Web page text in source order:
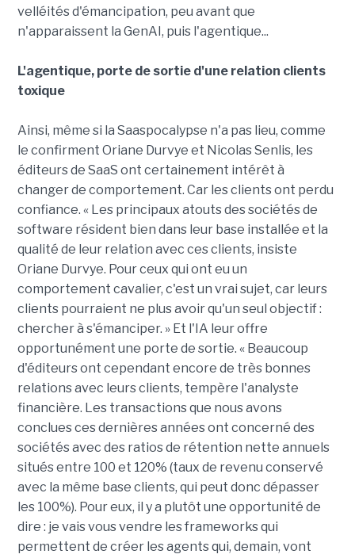
velléités d'émancipation, peu avant que
n'apparaissent la GenAI, puis l'agentique...
L'agentique, porte de sortie d'une relation clients
toxique
Ainsi, même si la Saaspocalypse n'a pas lieu, comme
le confirment Oriane Durvye et Nicolas Senlis, les
éditeurs de SaaS ont certainement intérêt à
changer de comportement. Car les clients ont perdu
confiance. « Les principaux atouts des sociétés de
software résident bien dans leur base installée et la
qualité de leur relation avec ces clients, insiste
Oriane Durvye. Pour ceux qui ont eu un
comportement cavalier, c'est un vrai sujet, car leurs
clients pourraient ne plus avoir qu'un seul objectif :
chercher à s'émanciper. » Et l'IA leur offre
opportunément une porte de sortie. « Beaucoup
d'éditeurs ont cependant encore de très bonnes
relations avec leurs clients, tempère l'analyste
financière. Les transactions que nous avons
conclues ces dernières années ont concerné des
sociétés avec des ratios de rétention nette annuels
situés entre 100 et 120% (taux de revenu conservé
avec la même base clients, qui peut donc dépasser
les 100%). Pour eux, il y a plutôt une opportunité de
dire : je vais vous vendre les frameworks qui
permettent de créer les agents qui, demain, vont